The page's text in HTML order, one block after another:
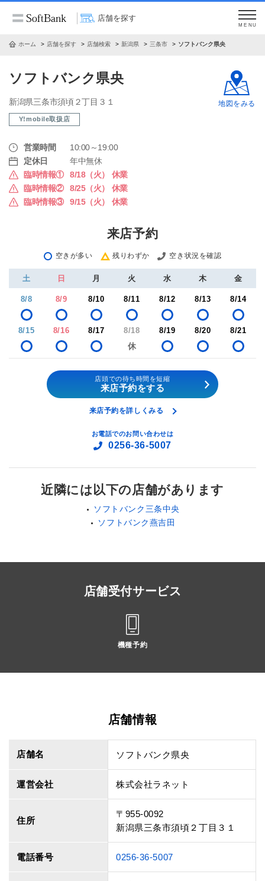
店舗を探す
MENU
ホーム 店舗を探す 店舗検索 新潟県 三条市 ソフトバンク県央
ソフトバンク県央
新潟県三条市須頃２丁目３１
Y!mobile取扱店
営業時間
10:00～19:00
定休日
年中無休
臨時情報①
8/18（火） 休業
臨時情報②
8/25（火） 休業
臨時情報③
9/15（火） 休業
地図をみる
来店予約
空きが多い 残りわずか 空き状況を確認
土 日 月 火 水 木 金
8/8 8/9 8/10 8/11 8/12 8/13 8/14
8/15 8/16 8/17 8/18 8/19 8/20 8/21
店頭での待ち時間を短縮
来店予約をする
来店予約を詳しくみる
お電話でのお問い合わせは
0256-36-5007
近隣には以下の店舗があります
ソフトバンク三条中央
ソフトバンク燕吉田
店舗受付サービス
機種予約
店舗情報
店舗名 ソフトバンク県央
運営会社 株式会社ラネット
住所
〒955-0092
新潟県三条市須頃２丁目３１
電話番号 0256-36-5007